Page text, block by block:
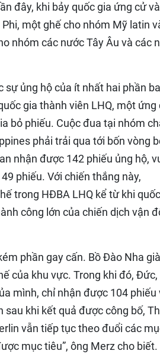
đây, khi bảy quốc gia ứng cử
một ghế cho nhóm Mỹ latin
nhóm các nước Tây Âu và các
ủng hộ của ít nhất hai phần
gia thành viên LHQ, một ứng
bỏ phiếu. Cuộc đua tại nhóm
phải trải qua tới bốn vòng
nhận được 142 phiếu ủng hộ,
phiếu. Với chiến thắng này,
trong HĐBA LHQ kể từ khi
công lớn của chiến dịch vận
phần gay cấn. Bồ Đào Nha
của khu vực. Trong khi đó,
mình, chỉ nhận được 104 phiếu
khi kết quả được công bố,
vẫn tiếp tục theo đuổi các
mục tiêu”, ông Merz cho biết.